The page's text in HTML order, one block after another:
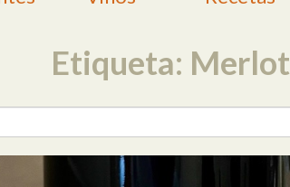
Etiqueta: Merlot